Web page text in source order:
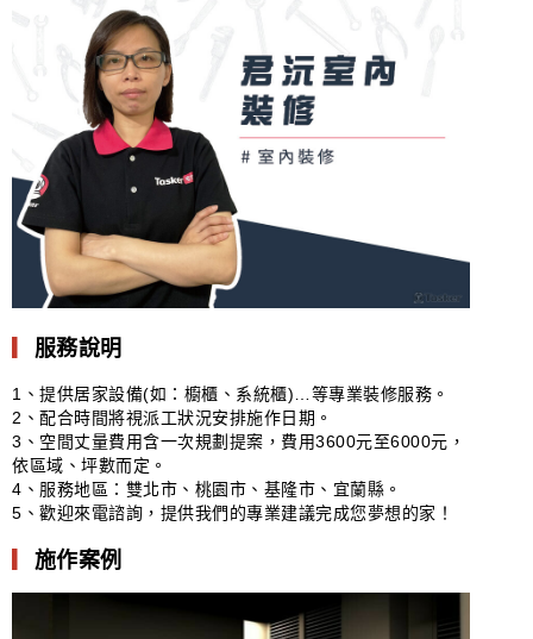
服務說明
1、提供居家設備(如：櫥櫃、系統櫃)…等專業裝修服務。
2、配合時間將視派工狀況安排施作日期。
3、空間丈量費用含一次規劃提案，費用3600元至6000元，
依區域、坪數而定。
4、服務地區：雙北市、桃園市、基隆市、宜蘭縣。
5、歡迎來電諮詢，提供我們的專業建議完成您夢想的家！
施作案例